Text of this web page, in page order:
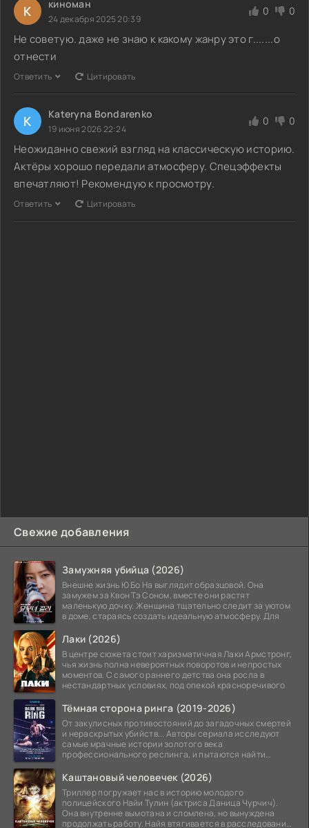
Свежие добавления
Замужняя убийца (2026)
Внешне жизнь Ю Бо На выглядит образцовой. Она
замужем за Квон Тэ Соном, вместе они растят
маленькую дочку. Женщина тщательно следит за уютом
в доме, стараясь создать идеальную атмосферу. Для
Лаки (2026)
В центре сюжета стоит харизматичная Лаки Армстронг,
чья жизнь полна невероятных поворотов и непростых
моментов. С самого раннего детства она росла в
нестандартных условиях, под опекой красноречивого
Тёмная сторона ринга (2019-2026)
От закулисных противостояний до загадочных смертей
и нераскрытых убийств... Авторы сериала исследуют
самые мрачные истории золотого века
профессионального реслинга, и пытаются найти
Каштановый человечек (2026)
Триллер погружает нас в историю молодого
полицейского Найи Тулин (актриса Даница Чурчич).
Она внутренне вымотана и сломлена, но вынуждена
продолжать работу. Найя втягивается в расследование
К киноман
24 декабря 2025 20:39
0 0
Не советую. даже не знаю к какому жанру это г.......о
отнести
Ответить Цитировать
K Kateryna Bondarenko
19 июня 2026 22:24
0 0
Неожиданно свежий взгляд на классическую историю.
Актёры хорошо передали атмосферу. Спецэффекты
впечатляют! Рекомендую к просмотру.
Ответить Цитировать